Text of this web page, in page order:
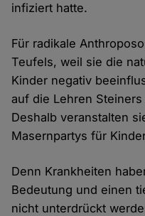
infiziert hatte.
Für radikale
Teufels, weil sie die
Kinder negativ
auf die Lehren
Deshalb veranstalten
Masernpartys für
Denn Krankheiten
Bedeutung und einen
nicht unterdrückt